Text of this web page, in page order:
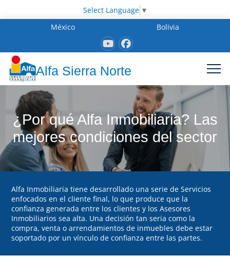
Select Language ▼
México
Bolivia
Alfa Sierra Norte
¿Por qué Alfa Inmobiliaria? Las
mejores condiciones del sector
Alfa Inmobiliaria tiene desarrollado una serie de Servicios
enfocados en el cliente final, lo que produce que la
confianza generada entre los clientes y los Asesores
Inmobiliarios sea alta. Una decisión tan seria como la
compra, venta o arrendamientos de inmuebles debe estar
soportado por un vínculo de confianza entre las partes.